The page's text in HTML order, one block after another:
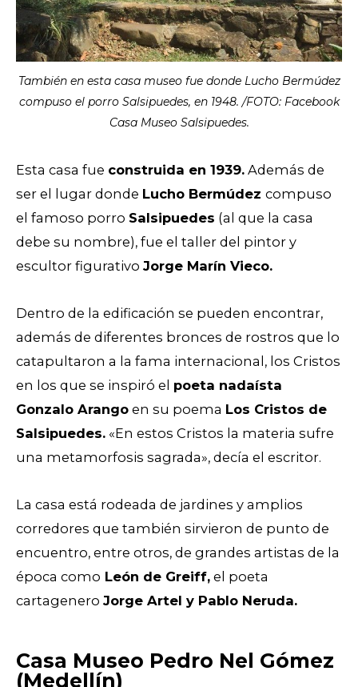
También en esta casa museo fue donde Lucho Bermúdez
compuso el porro Salsipuedes, en 1948. /FOTO: Facebook
Casa Museo Salsipuedes.
Esta casa fue construida en 1939. Además de
ser el lugar donde Lucho Bermúdez compuso
el famoso porro Salsipuedes (al que la casa
debe su nombre), fue el taller del pintor y
escultor figurativo Jorge Marín Vieco.
Dentro de la edificación se pueden encontrar,
además de diferentes bronces de rostros que lo
catapultaron a la fama internacional, los Cristos
en los que se inspiró el poeta nadaísta
Gonzalo Arango en su poema Los Cristos de
Salsipuedes. «En estos Cristos la materia sufre
una metamorfosis sagrada», decía el escritor.
La casa está rodeada de jardines y amplios
corredores que también sirvieron de punto de
encuentro, entre otros, de grandes artistas de la
época como León de Greiff, el poeta
cartagenero Jorge Artel y Pablo Neruda.
Casa Museo Pedro Nel Gómez
(Medellín)